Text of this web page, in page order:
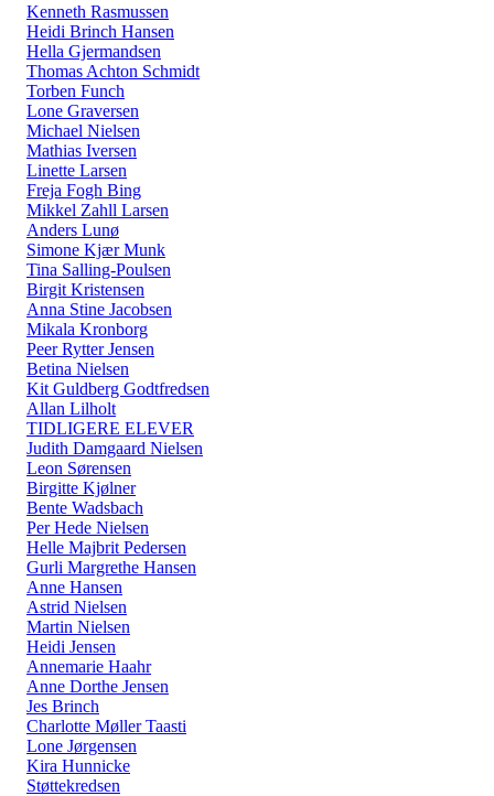
Kenneth Rasmussen
Heidi Brinch Hansen
Hella Gjermandsen
Thomas Achton Schmidt
Torben Funch
Lone Graversen
Michael Nielsen
Mathias Iversen
Linette Larsen
Freja Fogh Bing
Mikkel Zahll Larsen
Anders Lunø
Simone Kjær Munk
Tina Salling-Poulsen
Birgit Kristensen
Anna Stine Jacobsen
Mikala Kronborg
Peer Rytter Jensen
Betina Nielsen
Kit Guldberg Godtfredsen
Allan Lilholt
TIDLIGERE ELEVER
Judith Damgaard Nielsen
Leon Sørensen
Birgitte Kjølner
Bente Wadsbach
Per Hede Nielsen
Helle Majbrit Pedersen
Gurli Margrethe Hansen
Anne Hansen
Astrid Nielsen
Martin Nielsen
Heidi Jensen
Annemarie Haahr
Anne Dorthe Jensen
Jes Brinch
Charlotte Møller Taasti
Lone Jørgensen
Kira Hunnicke
Støttekredsen